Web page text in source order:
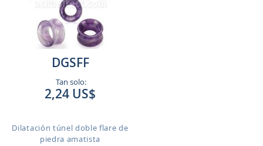
DGSFF
Tan solo:
2,24 US$
Dilatación túnel doble flare de
piedra amatista